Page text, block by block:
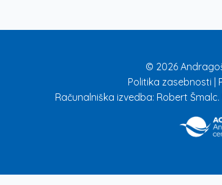
© 2026
Politika zasebnosti
Računalniška izvedba: Robert